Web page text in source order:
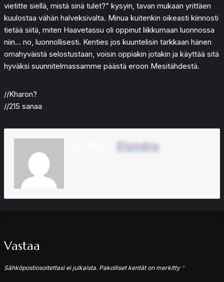
vietitte siellä, mistä sinä tulet?” kysyin, tavan mukaan yrittäen
kuulostaa vähän halveksivalta. Minua kuitenkin oikeasti kiinnosti
tietää siitä, miten Haavetassu oli oppinut liikkumaan luonnossa
niin… no, luonnollisesti. Kenties jos kuuntelisin tarkkaan hänen
omahyväistä selostustaan, voisin oppiakin jotakin ja käyttää sitä
hyväksi suunnitelmassamme päästä eroon Mesitähdestä.
//Kharon?
//215 sanaa
Elandra
Vastaa
Sähköpostiosoitettasi ei julkaista. Pakolliset kentät on merkitty *